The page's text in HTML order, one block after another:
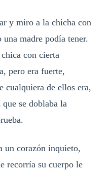
y miro a la chicha con
madre podía tener.
con cierta
pero era fuerte,
cualquiera de ellos era,
se doblaba la
un corazón inquieto,
recorría su cuerpo le